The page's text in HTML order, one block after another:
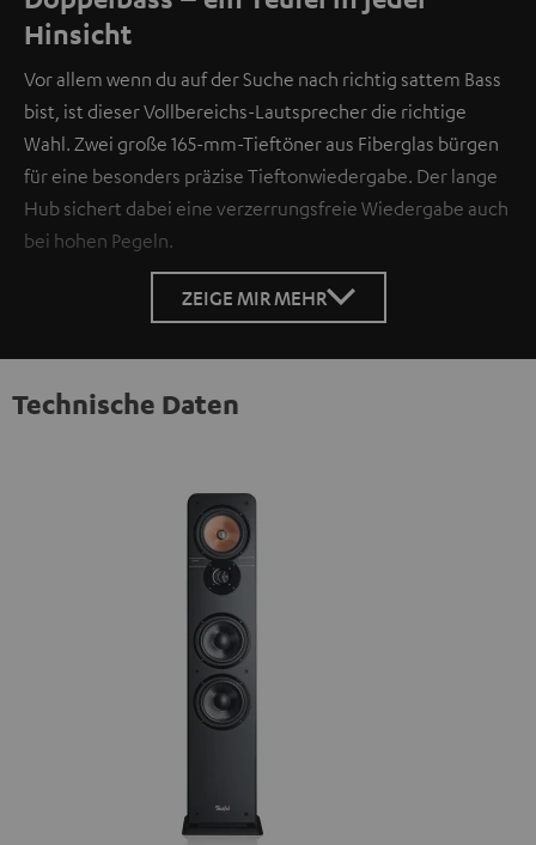
Hinsicht
Vor allem wenn du auf der Suche nach richtig sattem Bass
bist, ist dieser Vollbereichs-Lautsprecher die richtige
Wahl. Zwei große 165-mm-Tieftöner aus Fiberglas bürgen
für eine besonders präzise Tieftonwiedergabe. Der lange
Hub sichert dabei eine verzerrungsfreie Wiedergabe auch
bei hohen Pegeln.
ZEIGE MIR MEHR
Technische Daten